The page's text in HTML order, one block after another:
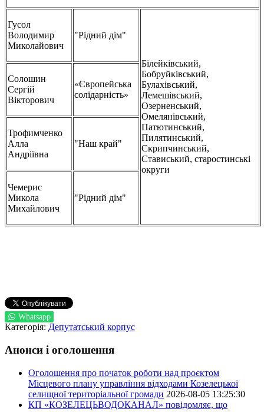
Гусол
Володимир
Миколайович
"Рідний дім"
Білейківський,
Бобруйківський,
Булахівський,
Лемешівський,
Озерненський,
Омелянівський,
Патютинський,
Пилятинський,
Скрипчинський,
Стависький, старостинські
округи
Солошин
Сергій
Вікторович
«Європейська
солідарність»
Трофимченко
Алла
Андріївна
"Наш край"
Чемерис
Микола
Михайлович
"Рідний дім"
Whatsapp
Категорія: Депутатський корпус
Анонси і оголошення
Оголошення про початок роботи над проєктом
Місцевого плану управління відходами Козелецької
селищної територіальної громади 2026-08-05 13:25:30
КП «КОЗЕЛЕЦЬВОДОКАНАЛ» повідомляє, що